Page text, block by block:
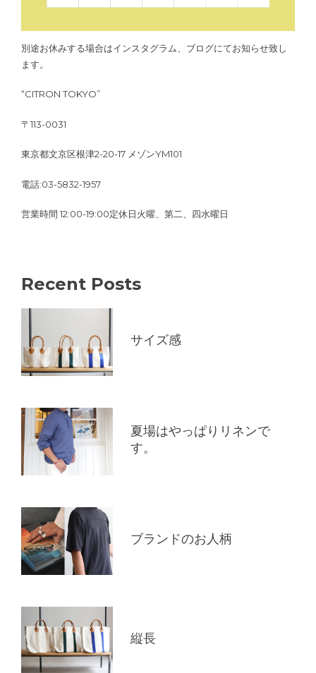
別途お休みする場合はインスタグラム、ブログにてお知らせ致し
ます。
“CITRON TOKYO”
〒113-0031
東京都文京区根津2-20-17 メゾンYM101
電話:03-5832-1957
営業時間 12:00-19:00定休日火曜、第二、四水曜日
Recent Posts
サイズ感
夏場はやっぱりリネンで
す。
ブランドのお人柄
縦長